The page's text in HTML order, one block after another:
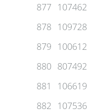
877
878
879
880
881
882